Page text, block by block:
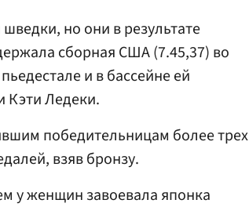
но они в результате
сборная США (7.45,37) во
и в бассейне ей
Кэти Ледеки.
победительницам более трех
взяв бронзу.
у женщин завоевала японка